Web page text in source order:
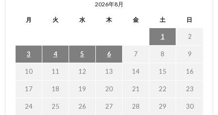
2026年8月
月 火 水 木 金 土 日
1 2
3 4 5 6 7 8 9
10 11 12 13 14 15 16
17 18 19 20 21 22 23
24 25 26 27 28 29 30